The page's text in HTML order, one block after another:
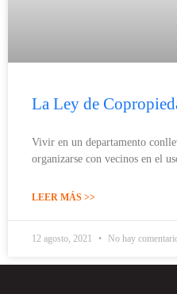
La Ley de
Vivir en un departamento
organizarse con vecinos en el
LEER MÁS >>
12 agosto, 2021 No hay